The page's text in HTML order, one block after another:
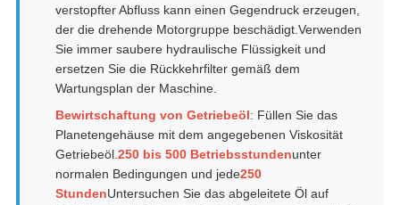
verstopfter Abfluss kann einen Gegendruck erzeugen,
der die drehende Motorgruppe beschädigt.Verwenden
Sie immer saubere hydraulische Flüssigkeit und
ersetzen Sie die Rückkehrfilter gemäß dem
Wartungsplan der Maschine.
Bewirtschaftung von Getriebeöl: Füllen Sie das
Planetengehäuse mit dem angegebenen Viskosität
Getriebeöl.250 bis 500 Betriebsstundenunter
normalen Bedingungen und jede250
StundenUntersuchen Sie das abgeleitete Öl auf